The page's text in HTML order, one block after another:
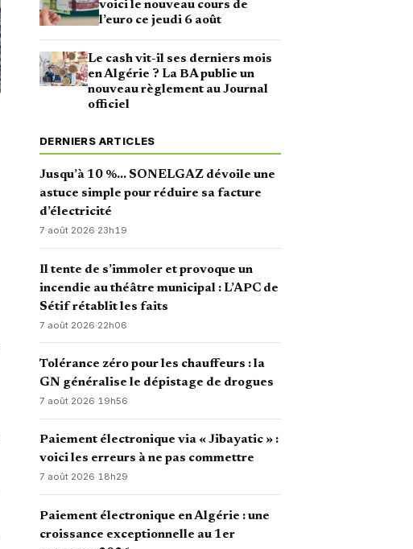
voici le nouveau cours de
l’euro ce jeudi 6 août
Le cash vit-il ses derniers mois
en Algérie ? La BA publie un
nouveau règlement au Journal
officiel
DERNIERS ARTICLES
Jusqu’à 10 %… SONELGAZ dévoile une
astuce simple pour réduire sa facture
d’électricité
7 août 2026·23h19
Il tente de s’immoler et provoque un
incendie au théâtre municipal : L’APC de
Sétif rétablit les faits
7 août 2026·22h06
Tolérance zéro pour les chauffeurs : la
GN généralise le dépistage de drogues
7 août 2026·19h56
Paiement électronique via « Jibayatic » :
voici les erreurs à ne pas commettre
7 août 2026·18h29
Paiement électronique en Algérie : une
croissance exceptionnelle au 1er